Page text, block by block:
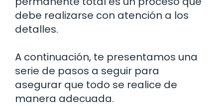
debe realizarse con atención a los
detalles.
A continuación, te presentamos una
serie de pasos a seguir para
asegurar que todo se realice de
manera adecuada.